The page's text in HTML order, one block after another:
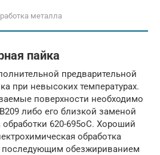
металла
пайка
предварительной
при невысоких температурах.
поверхности необходимо
либо его близкой заменой
620-695оС. Хороший
обработка
обезжириванием